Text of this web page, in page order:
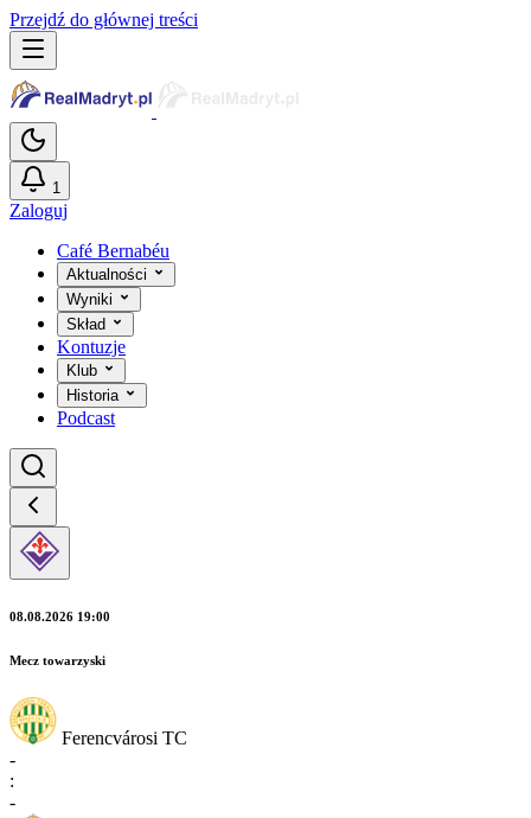
Przejdź do głównej treści
1
Zaloguj
Café Bernabéu
Aktualności
Wyniki
Skład
Kontuzje
Klub
Historia
Podcast
08.08.2026 19:00
Mecz towarzyski
Ferencvárosi TC
-
:
-